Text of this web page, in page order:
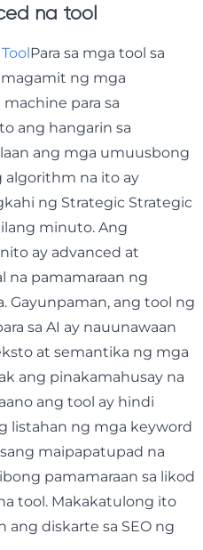
na tool
Para sa mga tool sa
ng mga
para sa
ang hangarin sa
ang mga umuusbong
algorithm na ito ay
ng Strategic Strategic
minuto. Ang
ay advanced at
na pamamaraan ng
Gayunpaman, ang tool ng
sa AI ay nauunawaan
at semantika ng mga
ang pinakamahusay na
ang tool ay hindi
listahan ng mga keyword
maipapatupad na
pamamaraan sa likod
tool. Makakatulong ito
diskarte sa SEO ng